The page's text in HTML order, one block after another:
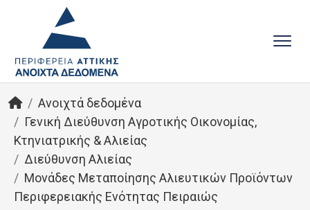
Ανοιχτά δεδομένα
Γενική Διεύθυνση Αγροτικής Οικονομίας,
Κτηνιατρικής & Αλιείας
Διεύθυνση Αλιείας
Μονάδες Μεταποίησης Αλιευτικών Προϊόντων
Περιφερειακής Ενότητας Πειραιώς